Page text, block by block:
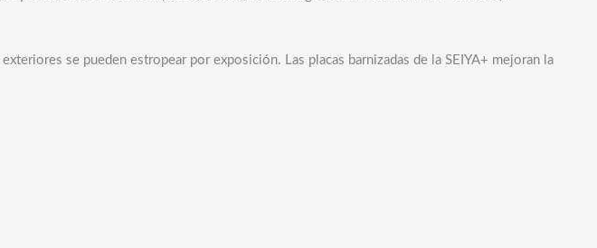
se pueden estropear por exposición. Las placas barnizadas de la SEIYA+ mejoran la